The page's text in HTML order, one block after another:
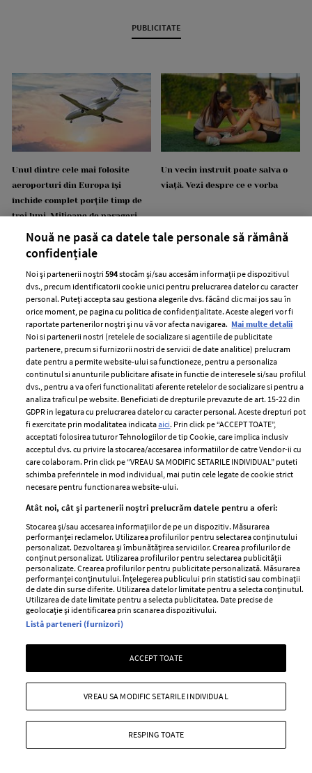
PUBLICITATE
Unul dintre cele mai folosite
aeroporturi din Europa își
închide complet porțile timp de
trei luni. Milioane de pasageri,
Un vecin instruit poate salva o
viață. Vezi despre ce e vorba
Intră în culisele noii colecții IKEA
PS 2026
Vara care te schimbă: cum
transformi fiecare amintire într-
o poveste pe care o porți cu tine
Ce diferență de vârstă există
Andreea Munteanu de la
Nouă ne pasă ca datele tale personale să rămână
confidențiale
Noi și partenerii noștri594stocăm și/sau accesăm informații pe dispozitivul
dvs., precum identificatorii cookie unici pentru prelucrarea datelor cu caracter
personal. Puteți accepta sau gestiona alegerile dvs. făcând clic mai jos sau în
orice moment, pe pagina cu politica de confidențialitate. Aceste alegeri vor fi
raportate partenerilor noștri și nu vă vor afecta navigarea. Mai multe detalii
Noi si partenerii nostri (retelele de socializare si agentiile de publicitate
partenere, precum si furnizorii nostri de servicii de date analitice) prelucram
date pentru a permite website-ului sa functioneze, pentru a personaliza
continutul si anunturile publicitare afisate in functie de interesele si/sau profilul
dvs., pentru a va oferi functionalitati aferente retelelor de socializare si pentru a
analiza traficul pe website. Beneficiati de drepturile prevazute de art. 15-22 din
GDPR in legatura cu prelucrarea datelor cu caracter personal. Aceste drepturi pot
fi exercitate prin modalitatea indicataaici. Prin click pe “ACCEPT TOATE”,
acceptati folosirea tuturor Tehnologiilor de tip Cookie, care implica inclusiv
acceptul dvs. cu privire la stocarea/accesarea informatiilor de catre Vendor-ii cu
care colaboram. Prin click pe “VREAU SA MODIFIC SETARILE INDIVIDUAL” puteti
schimba preferintele in mod individual, mai putin cele legate de cookie strict
necesare pentru functionarea website-ului.
Atât noi, cât și partenerii noștri prelucrăm datele pentru a oferi:
Stocarea și/sau accesarea informațiilor de pe un dispozitiv. Măsurarea
performanței reclamelor. Utilizarea profilurilor pentru selectarea conținutului
personalizat. Dezvoltarea și îmbunătățirea serviciilor. Crearea profilurilor de
conținut personalizat. Utilizarea profilurilor pentru selectarea publicității
personalizate. Crearea profilurilor pentru publicitate personalizată. Măsurarea
performanței conținutului. Înțelegerea publicului prin statistici sau combinații
de date din surse diferite. Utilizarea datelor limitate pentru a selecta conținutul.
Utilizarea de date limitate pentru a selecta publicitatea. Date precise de
geolocație și identificarea prin scanarea dispozitivului.
Listă parteneri (furnizori)
ACCEPT TOATE
RESPING TOATE
VREAU SA MODIFIC SETARILE INDIVIDUAL